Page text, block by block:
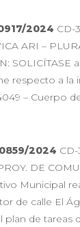
2024 CD-
ARI –
SOLICÍTASE
respecto a la
– Cuerpo
2024
DE
Municipal
de calle El
plan de tareas